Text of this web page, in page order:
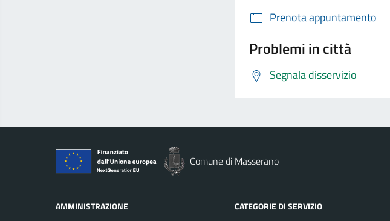
Prenota appuntamento
Problemi in città
Segnala disservizio
Comune di Masserano
AMMINISTRAZIONE CATEGORIE DI SERVIZIO